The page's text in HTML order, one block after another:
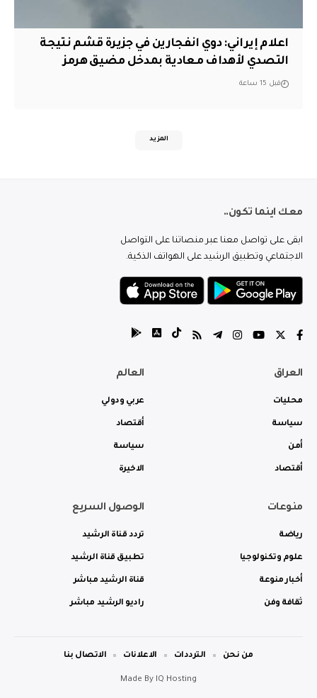
اعلام إيراني: دوي انفجارين في جزيرة قشم نتيجة
التصدي لأهداف معادية بمدخل مضيق هرمز
قبل 15 ساعة
المزيد
معك اينما تكون..
ابقى على تواصل معنا عبر منصاتنا على التواصل
الاجتماعي وتطبيق الرشيد على الهواتف الذكية.
العراق
محليات
سياسة
أمن
أقتصاد
العالم
عربي ودولي
أقتصاد
سياسة
الاخيرة
منوعات
رياضة
علوم وتكنولوجيا
أخبار منوعة
ثقافة وفن
الوصول السريع
تردد قناة الرشيد
تطبيق قناة الرشيد
قناة الرشيد مباشر
راديو الرشيد مباشر
Made By IQ Hosting
من نحن الترددات الاعلانات الاتصال بنا